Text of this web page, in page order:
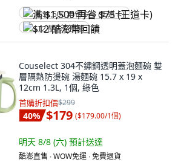
满 $1,500 再省 $75 (王道卡)
$12 酷澎幣回饋
Couselect 304不鏽鋼透明蓋泡麵碗 雙
層隔熱防燙碗 湯麵碗 15.7 x 19 x
12cm 1.3L, 1個, 綠色
首購折扣價$299
40% $179 ($179.00/1個)
明天 8/8 (六) 預計送達
酷澎直售 ∙ WOW免運 ∙ 免費退貨